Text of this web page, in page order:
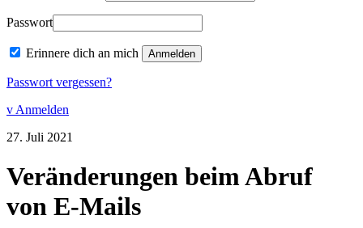
Passwort
Erinnere dich an mich
Passwort vergessen?
v Anmelden
27. Juli 2021
Veränderungen beim Abruf
von E-Mails